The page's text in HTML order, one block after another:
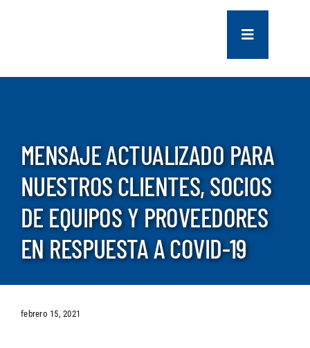
Navegación
de
palanca
COMPANY
PROJECTS
CONTACT US
NEWS
MENSAJE ACTUALIZADO PARA
NUESTROS CLIENTES, SOCIOS
DE EQUIPOS Y PROVEEDORES
EN RESPUESTA A COVID-19
febrero 15, 2021